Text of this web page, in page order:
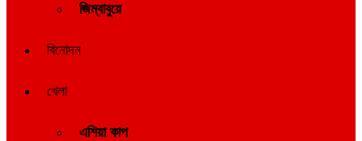
জিম্বাবুয়ে
বিনোদন
খেলা
এশিয়া কাপ